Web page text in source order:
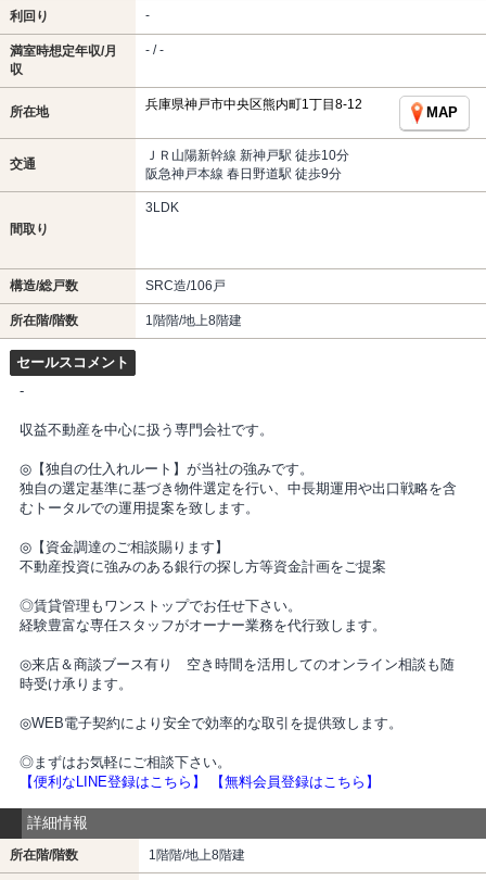
利回り -
満室時想定年収/月
収
- / -
所在地 兵庫県神戸市中央区熊内町1丁目8-12
MAP
交通
ＪＲ山陽新幹線 新神戸駅 徒歩10分
阪急神戸本線 春日野道駅 徒歩9分
間取り
3LDK
構造/総戸数 SRC造/106戸
所在階/階数 1階階/地上8階建
セールスコメント
-
収益不動産を中心に扱う専門会社です。
◎【独自の仕入れルート】が当社の強みです。
独自の選定基準に基づき物件選定を行い、中長期運用や出口戦略を含
むトータルでの運用提案を致します。
◎【資金調達のご相談賜ります】
不動産投資に強みのある銀行の探し方等資金計画をご提案
◎賃貸管理もワンストップでお任せ下さい。
経験豊富な専任スタッフがオーナー業務を代行致します。
◎来店＆商談ブース有り 空き時間を活用してのオンライン相談も随
時受け承ります。
◎WEB電子契約により安全で効率的な取引を提供致します。
◎まずはお気軽にご相談下さい。
【便利なLINE登録はこちら】
【無料会員登録はこちら】
詳細情報
所在階/階数 1階階/地上8階建